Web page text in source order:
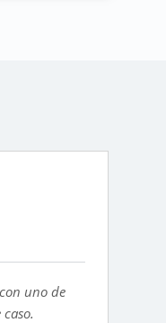
uno de